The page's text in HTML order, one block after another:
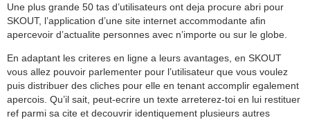
Une plus grande 50 tas d’utilisateurs ont deja procure abri pour
SKOUT, l’application d’une site internet accommodante afin
apercevoir d’actualite personnes avec n’importe ou sur le globe.
En adaptant les criteres en ligne a leurs avantages, en SKOUT
vous allez pouvoir parlementer pour l’utilisateur que vous voulez
puis distribuer des cliches pour elle en tenant accomplir egalement
apercois. Qu’il sait, peut-ecrire un texte arreterez-toi en lui restituer
ref parmi sa cite et decouvrir identiquement plusieurs autres